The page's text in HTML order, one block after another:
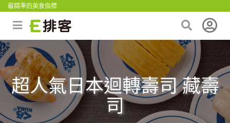
最精準的美食指標
超人氣日本迴轉壽司 藏壽
司